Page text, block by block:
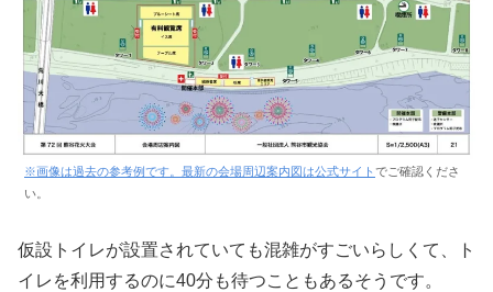
※画像は過去の参考例です。最新の会場周辺案内図は公式サイト でご確認くださ
い。
仮設トイレが設置されていても混雑がすごいらしくて、ト
イレを利用するのに40分も待つこともあるそうです。